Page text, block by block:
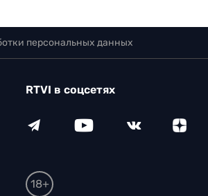
персональных данных
RTVI в соцсетях
18+